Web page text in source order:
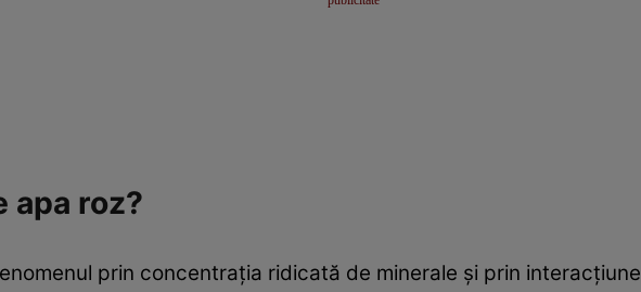
apa roz?
prin concentrația ridicată de minerale și prin